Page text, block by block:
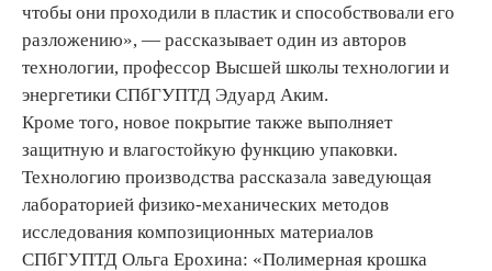
чтобы они проходили в пластик и способствовали его
разложению», — рассказывает один из авторов
технологии, профессор Высшей школы технологии и
энергетики СПбГУПТД Эдуард Аким.
Кроме того, новое покрытие также выполняет
защитную и влагостойкую функцию упаковки.
Технологию производства рассказала заведующая
лабораторией физико-механических методов
исследования композиционных материалов
СПбГУПТД Ольга Ерохина: «Полимерная крошка